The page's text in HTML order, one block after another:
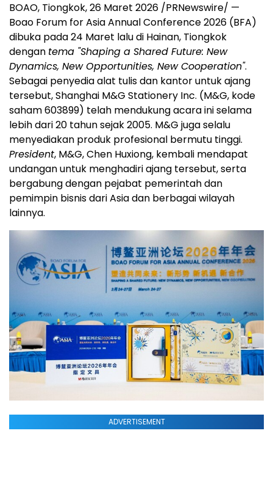
BOAO, Tiongkok, 26 Maret 2026 /PRNewswire/ —
Boao Forum for Asia Annual Conference 2026 (BFA)
dibuka pada 24 Maret lalu di Hainan, Tiongkok
dengan tema "Shaping a Shared Future: New
Dynamics, New Opportunities, New Cooperation".
Sebagai penyedia alat tulis dan kantor untuk ajang
tersebut, Shanghai M&G Stationery Inc. (M&G, kode
saham 603899) telah mendukung acara ini selama
lebih dari 20 tahun sejak 2005. M&G juga selalu
menyediakan produk profesional bermutu tinggi.
President, M&G, Chen Huxiong, kembali mendapat
undangan untuk menghadiri ajang tersebut, serta
bergabung dengan pejabat pemerintah dan
pemimpin bisnis dari Asia dan berbagai wilayah
lainnya.
ADVERTISEMENT